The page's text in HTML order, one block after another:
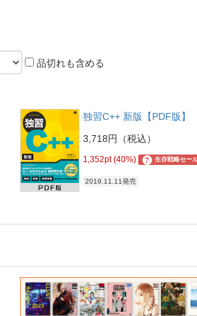
品切れも含める
独習C++ 新版【PDF版】
3,718円（税込）
1,352pt (40%) ? 生存戦略セー
2019.11.11発売